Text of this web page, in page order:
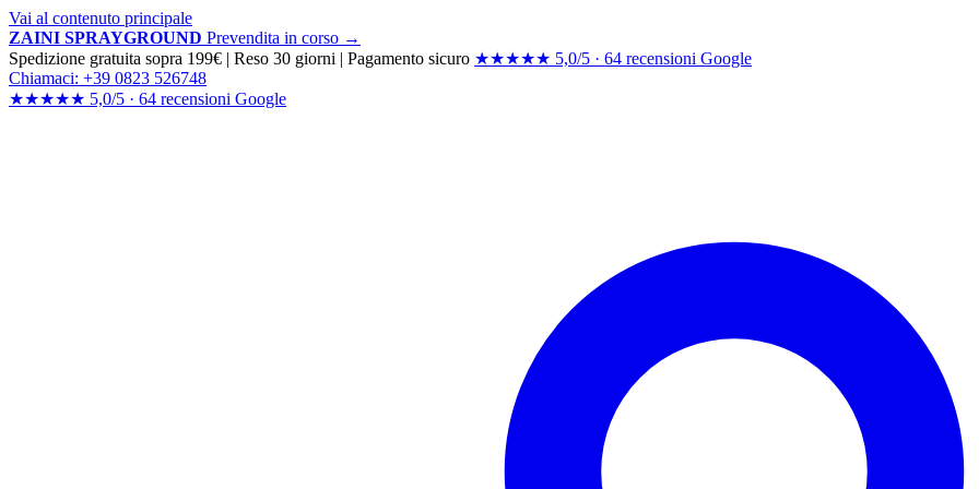
Vai al contenuto principale
ZAINI SPRAYGROUND Prevendita in corso →
Spedizione gratuita sopra 199€ | Reso 30 giorni | Pagamento sicuro ★★★★★ 5,0/5 · 64 recensioni Google
Chiamaci: +39 0823 526748
★★★★★ 5,0/5 · 64 recensioni Google